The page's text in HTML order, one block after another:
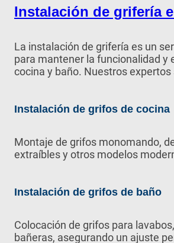
Instalación de grifería
La instalación de grifería es un
para mantener la funcionalidad y
cocina y baño. Nuestros expertos
Instalación de grifos de cocina
Montaje de grifos monomando,
extraíbles y otros modelos
Instalación de grifos de baño
Colocación de grifos para
bañeras, asegurando un ajuste